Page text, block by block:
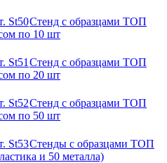
St50Стенд с образцами ТОП
по 10 шт
St51 Стенд с образцами ТОП
по 20 шт
St52Стенд с образцами ТОП
по 50 шт
St53Стенды с образцами ТОП
и 50 металла)